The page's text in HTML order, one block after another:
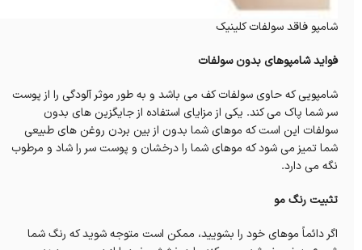
شامپو فاقد سولفات کلینیک
فواید شامپوهای بدون سولفات
شامپویی که حاوی سولفات کف می باشد و به طور موثر آلودگی را از پوست
سر شما پاک می کند. یکی از مزایای استفاده از جایگزین های بدون
سولفات این است که موهای شما بدون از بین بردن روغن های طبیعی
شما تمیز می شود که موهای شما را درخشان و پوست سر را شاد و مرطوب
نگه می دارد.
تثبیت رنگ مو
اگر دائماً موهای خود را بشویید، ممکن است متوجه شوید که رنگ شما